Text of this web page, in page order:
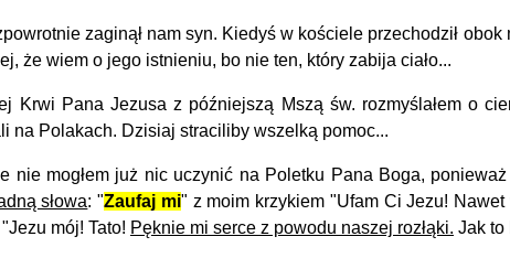
zaginął nam syn. Kiedyś w kościele przechodził obok
że wiem o jego istnieniu, bo nie ten, który zabija ciało...
Pana Jezusa z późniejszą Mszą św. rozmyślałem o
na Polakach. Dzisiaj straciliby wszelką pomoc...
mogłem już nic uczynić na Poletku Pana Boga, ponieważ
słowa: "Zaufaj mi" z moim krzykiem "Ufam Ci Jezu!
mój! Tato! Pęknie mi serce z powodu naszej rozłąki. Jak to